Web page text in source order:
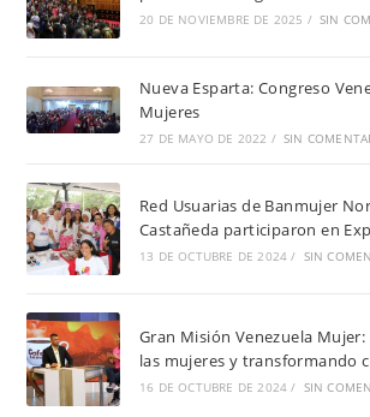
20 DE NOVIEMBRE DE 2025 / SIN
Nueva Esparta: Congreso
Mujeres
27 DE MAYO DE 2022 / SIN
Red Usuarias de Banmujer
Castañeda participaron en
13 DE OCTUBRE DE 2024 / SIN
Gran Misión Venezuela
las mujeres y transformando
16 DE OCTUBRE DE 2024 / SIN